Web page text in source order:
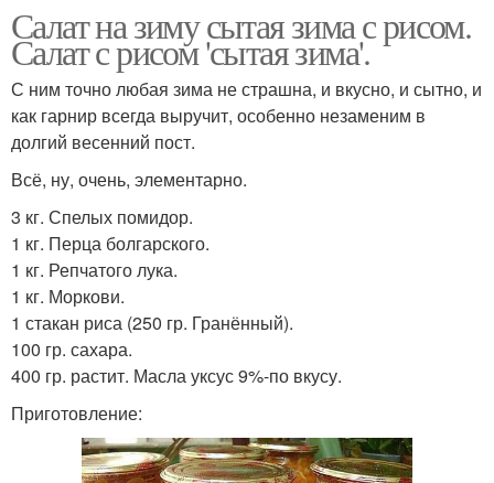
Салат на зиму сытая зима с рисом.
Салат с рисом 'сытая зима'.
С ним точно любая зима не страшна, и вкусно, и сытно, и
как гарнир всегда выручит, особенно незаменим в
долгий весенний пост.
Всё, ну, очень, элементарно.
3 кг. Спелых помидор.
1 кг. Перца болгарского.
1 кг. Репчатого лука.
1 кг. Моркови.
1 стакан риса (250 гр. Гранённый).
100 гр. сахара.
400 гр. растит. Масла уксус 9%-по вкусу.
Приготовление: